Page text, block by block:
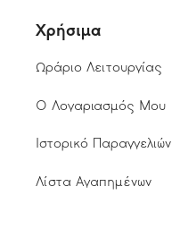
Χρήσιμα
Ωράριο Λειτουργίας
Ο Λογαριασμός Μου
Ιστορικό Παραγγελιών
Λίστα Αγαπημένων